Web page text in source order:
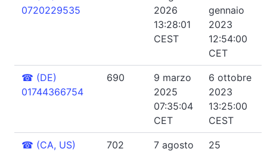
0720229535
2026
13:28:01
CEST
gennaio
2023
12:54:00
CET
☎ (DE)
01744366754
690
9 marzo
2025
07:35:04
CET
6 ottobre
2023
13:25:00
CEST
☎ (CA, US)
702
7 agosto
25